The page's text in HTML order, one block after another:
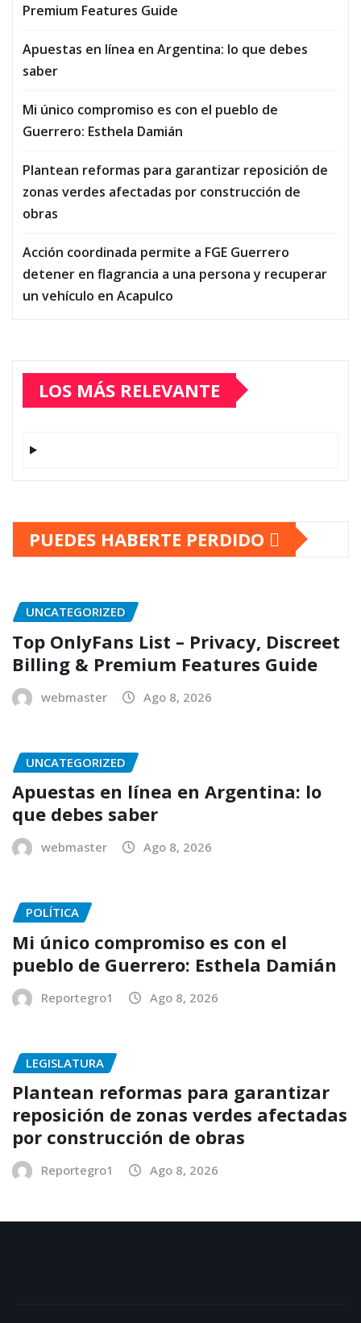
Premium Features Guide
Apuestas en línea en Argentina: lo que debes
saber
Mi único compromiso es con el pueblo de
Guerrero: Esthela Damián
Plantean reformas para garantizar reposición de
zonas verdes afectadas por construcción de
obras
Acción coordinada permite a FGE Guerrero
detener en flagrancia a una persona y recuperar
un vehículo en Acapulco
LOS MÁS RELEVANTE
PUEDES HABERTE PERDIDO
UNCATEGORIZED
Top OnlyFans List – Privacy, Discreet
Billing & Premium Features Guide
webmaster Ago 8, 2026
UNCATEGORIZED
Apuestas en línea en Argentina: lo
que debes saber
webmaster Ago 8, 2026
POLÍTICA
Mi único compromiso es con el
pueblo de Guerrero: Esthela Damián
Reportegro1 Ago 8, 2026
LEGISLATURA
Plantean reformas para garantizar
reposición de zonas verdes afectadas
por construcción de obras
Reportegro1 Ago 8, 2026